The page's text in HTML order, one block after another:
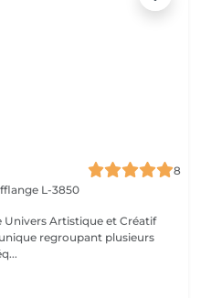
8
L-3850
regroupant plusieurs